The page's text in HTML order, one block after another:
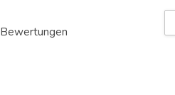
Bewertungen